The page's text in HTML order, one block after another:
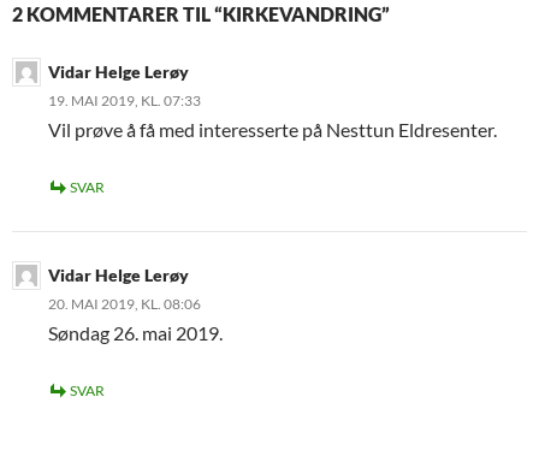
2 KOMMENTARER TIL “KIRKEVANDRING”
Vidar Helge Lerøy
19. MAI 2019, KL. 07:33
Vil prøve å få med interesserte på Nesttun Eldresenter.
SVAR
Vidar Helge Lerøy
20. MAI 2019, KL. 08:06
Søndag 26. mai 2019.
SVAR